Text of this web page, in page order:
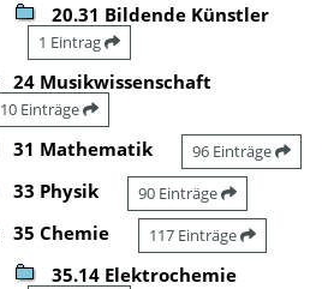
20.31 Bildende Künstler
1 Eintrag
24 Musikwissenschaft
10 Einträge
31 Mathematik 96 Einträge
33 Physik 90 Einträge
35 Chemie 117 Einträge
35.14 Elektrochemie